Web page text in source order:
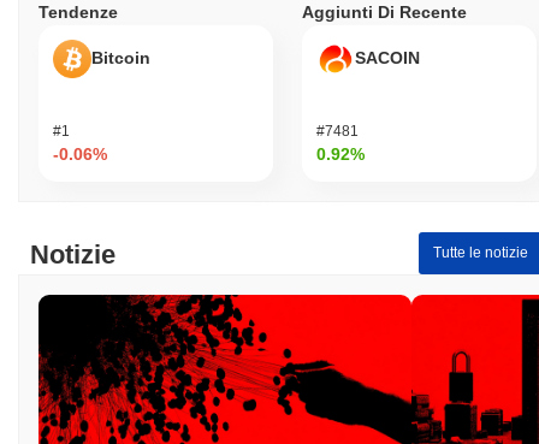
Tendenze
Bitcoin
#1
-0.06%
Aggiunti Di Recente
SACOIN
#7481
0.92%
Notizie Tutte le notizie